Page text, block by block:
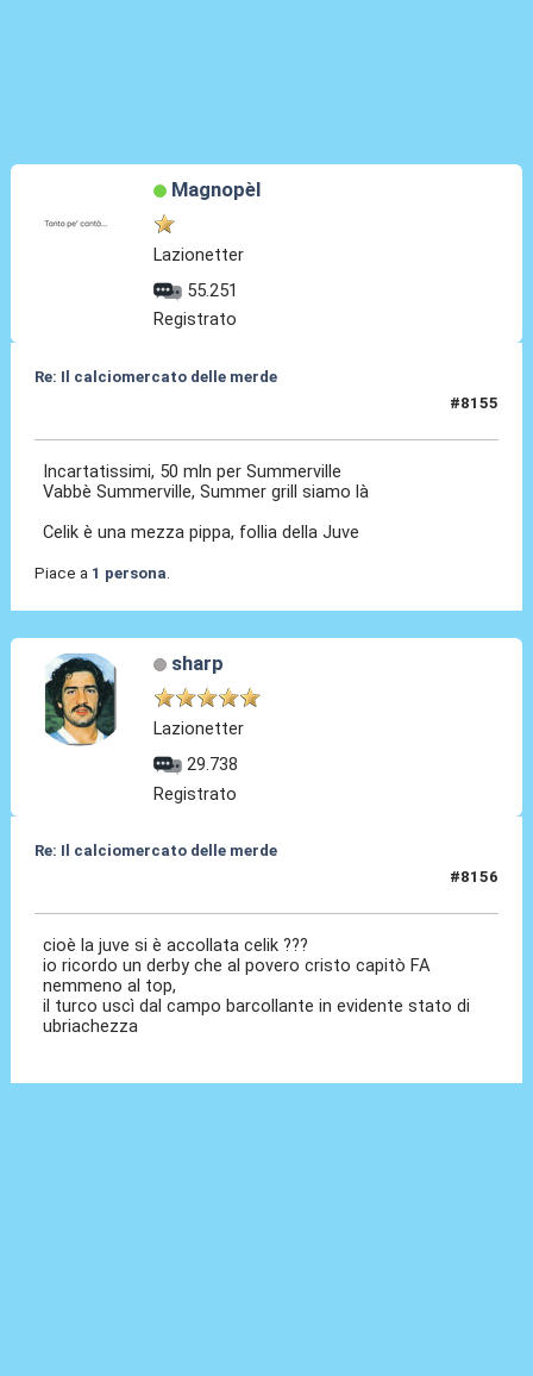
Magnopèl
Lazionetter
55.251
Registrato
Re: Il calciomercato delle merde
#8155
Incartatissimi, 50 mln per Summerville
Vabbè Summerville, Summer grill siamo là
Celik è una mezza pippa, follia della Juve
Piace a 1 persona.
sharp
Lazionetter
29.738
Registrato
Re: Il calciomercato delle merde
#8156
cioè la juve si è accollata celik ???
io ricordo un derby che al povero cristo capitò FA
nemmeno al top,
il turco uscì dal campo barcollante in evidente stato di
ubriachezza